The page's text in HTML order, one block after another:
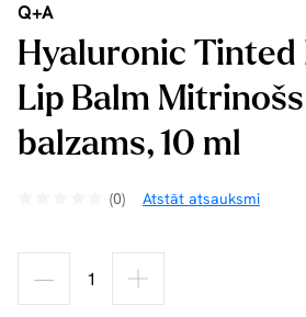
Q+A
Hyaluronic Tinted
Lip Balm
balzams, 10 ml
(0) Atstāt atsauksmi